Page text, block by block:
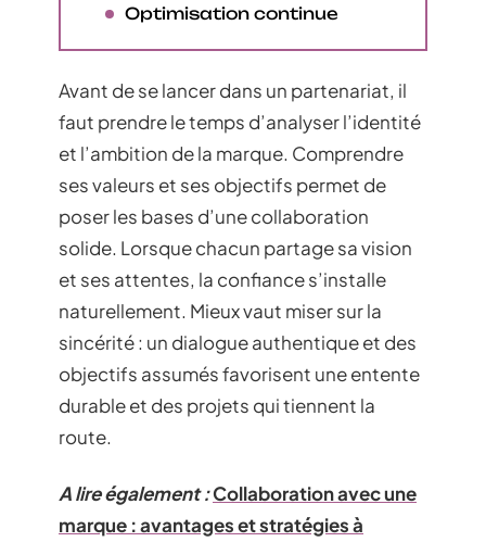
Optimisation continue
Avant de se lancer dans un partenariat, il
faut prendre le temps d’analyser l’identité
et l’ambition de la marque. Comprendre
ses valeurs et ses objectifs permet de
poser les bases d’une collaboration
solide. Lorsque chacun partage sa vision
et ses attentes, la confiance s’installe
naturellement. Mieux vaut miser sur la
sincérité : un dialogue authentique et des
objectifs assumés favorisent une entente
durable et des projets qui tiennent la
route.
A lire également :Collaboration avec une
marque : avantages et stratégies à